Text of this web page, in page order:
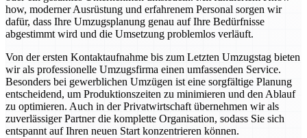
how, moderner Ausrüstung und erfahrenem Personal sorgen wir
dafür, dass Ihre Umzugsplanung genau auf Ihre Bedürfnisse
abgestimmt wird und die Umsetzung problemlos verläuft.
Von der ersten Kontaktaufnahme bis zum Letzten Umzugstag bieten
wir als professionelle Umzugsfirma einen umfassenden Service.
Besonders bei gewerblichen Umzügen ist eine sorgfältige Planung
entscheidend, um Produktionszeiten zu minimieren und den Ablauf
zu optimieren. Auch in der Privatwirtschaft übernehmen wir als
zuverlässiger Partner die komplette Organisation, sodass Sie sich
entspannt auf Ihren neuen Start konzentrieren können.